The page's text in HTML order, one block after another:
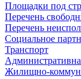
Площадки под
Перечень
Перечень
Социальное
Транспорт
Жилищно-